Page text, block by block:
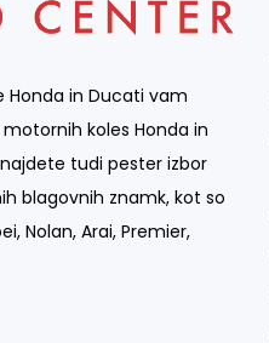
Honda in Ducati vam
koles Honda in
tudi pester izbor
blagovnih znamk, kot so
Nolan, Arai, Premier,